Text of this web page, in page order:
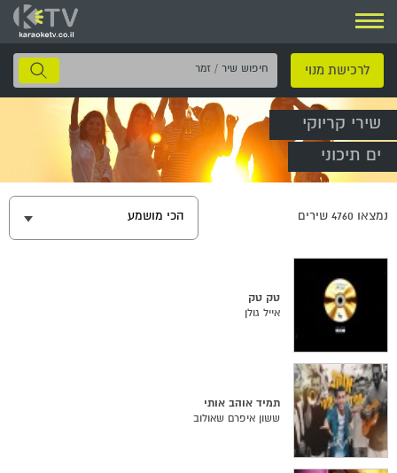
ניווט
לרכישת מנוי
חיפוש
שיר
שירי קריוקי
ים תיכוני
נמצאו 4760 שירים הכי מושמע
טק טק
אייל גולן
תמיד אוהב אותי
ששון איפרם שאולוב